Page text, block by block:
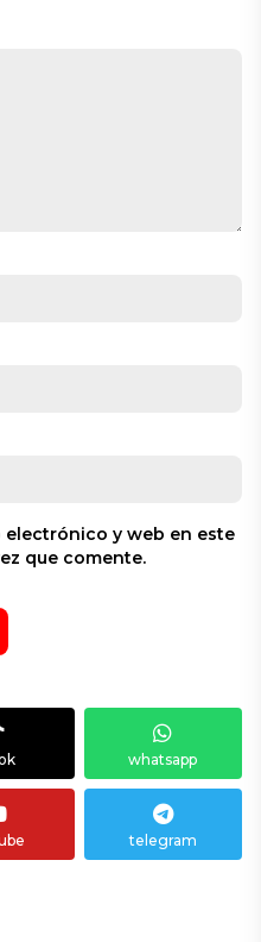
electrónico y web en este
que comente.
whatsapp
telegram